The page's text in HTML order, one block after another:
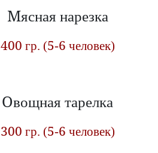
Мясная нарезка
400 гр. (5-6 человек)
Овощная тарелка
300 гр. (5-6 человек)